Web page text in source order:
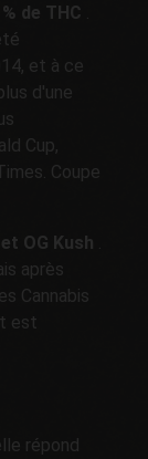
de THC
et à ce
d'une
Cup,
Coupe
OG Kush
après
Cannabis
est
répond